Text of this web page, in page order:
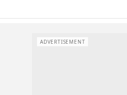
ADVERTISEMENT